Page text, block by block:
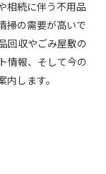
相続に伴う不用品
掃の需要が高いで
回収やごみ屋敷の
情報、そして今の
します。